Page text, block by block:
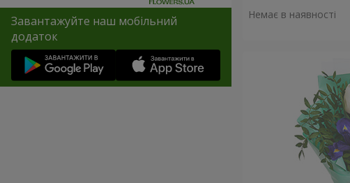
Завантажуйте наш мобільний
додаток
Немає в наявності